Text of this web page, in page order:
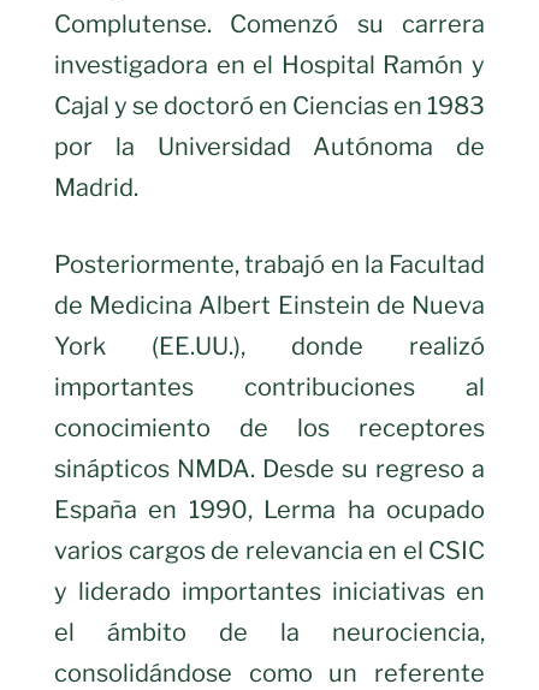
Complutense. Comenzó su carrera
investigadora en el Hospital Ramón y
Cajal y se doctoró en Ciencias en 1983
por la Universidad Autónoma de
Madrid.
Posteriormente, trabajó en la Facultad
de Medicina Albert Einstein de Nueva
York (EE.UU.), donde realizó
importantes contribuciones al
conocimiento de los receptores
sinápticos NMDA. Desde su regreso a
España en 1990, Lerma ha ocupado
varios cargos de relevancia en el CSIC
y liderado importantes iniciativas en
el ámbito de la neurociencia,
consolidándose como un referente